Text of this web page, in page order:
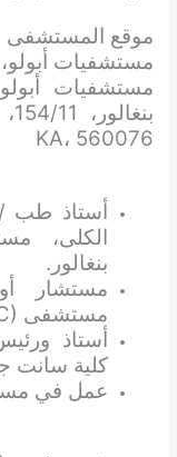
موقع المستشفى
مستشفيات أبولو،
مستشفيات
KA، 560076
أستاذ طب
الكلى،
بنغالور.
مستشار
مستشفى CH (EC) في كولكاتا.
أستاذ
كلية سانت جون
عمل في